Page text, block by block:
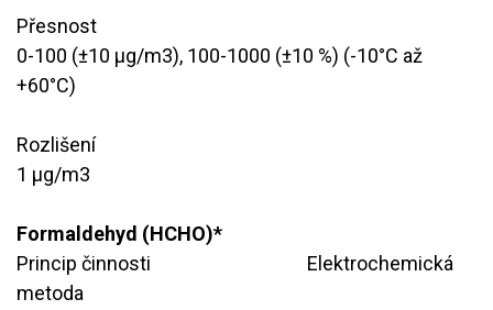
Přesnost
​0-100 (±10 μg/m3), 100-1000 (±10 %) (-10°C až
+60°C)
Rozlišení
​1 μg/m3
Formaldehyd (HCHO)*
Princip činnosti
​Elektrochemická
metoda